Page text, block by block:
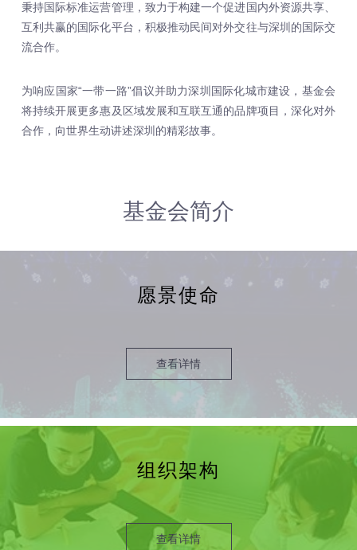
秉持国际标准运营管理，致力于构建一个促进国内外资源共享、
互利共赢的国际化平台，积极推动民间对外交往与深圳的国际交
流合作。
为响应国家“一带一路”倡议并助力深圳国际化城市建设，基金会
将持续开展更多惠及区域发展和互联互通的品牌项目，深化对外
合作，向世界生动讲述深圳的精彩故事。
基金会简介
愿景使命
查看详情
组织架构
查看详情